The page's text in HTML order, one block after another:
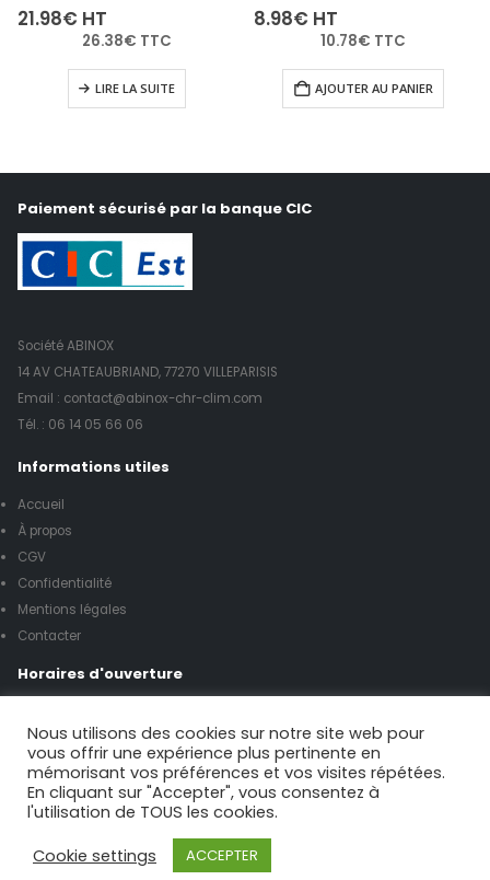
0out of 5
21.98€ HT
26.38€ TTC
LIRE LA SUITE
0
8.98€ HT
10.78€ TTC
AJOUTER AU PANIER
Paiement sécurisé par la banque CIC
Société ABINOX
14 AV CHATEAUBRIAND, 77270 VILLEPARISIS
Email : contact@abinox-chr-clim.com
Tél. : 06 14 05 66 06
Informations utiles
Accueil
À propos
CGV
Confidentialité
Mentions légales
Contacter
Horaires d'ouverture
Samedi de 9h00 à 12h00
Nous utilisons des cookies sur notre site web pour
vous offrir une expérience plus pertinente en
mémorisant vos préférences et vos visites répétées.
En cliquant sur "Accepter", vous consentez à
l'utilisation de TOUS les cookies.
Cookie settings
ACCEPTER